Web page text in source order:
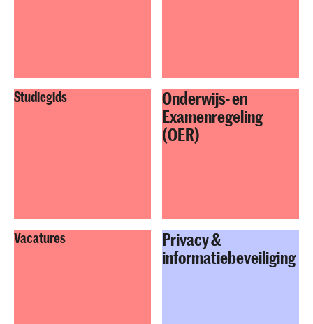
Studiegids
Onderwijs- en
Examenregeling
(OER)
Vacatures
Privacy &
informatiebeveiliging